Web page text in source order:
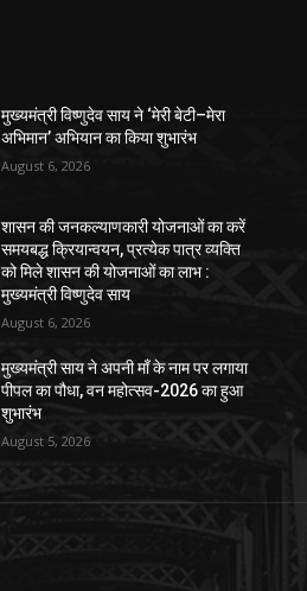
मुख्यमंत्री विष्णुदेव साय ने ‘मेरी बेटी–मेरा
अभिमान’ अभियान का किया शुभारंभ
August 6, 2026
शासन की जनकल्याणकारी योजनाओं का करें
समयबद्ध क्रियान्वयन, प्रत्येक पात्र व्यक्ति
को मिले शासन की योजनाओं का लाभ :
मुख्यमंत्री विष्णुदेव साय
August 6, 2026
मुख्यमंत्री साय ने अपनी माँ के नाम पर लगाया
पीपल का पौधा, वन महोत्सव-2026 का हुआ
शुभारंभ
August 5, 2026